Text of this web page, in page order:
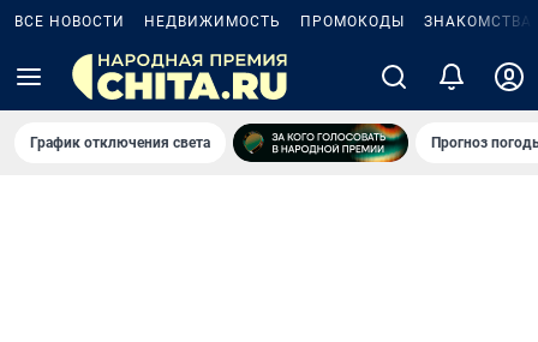
ВСЕ НОВОСТИ НЕДВИЖИМОСТЬ ПРОМОКОДЫ ЗНАКОМСТВА
График отключения света Прогноз